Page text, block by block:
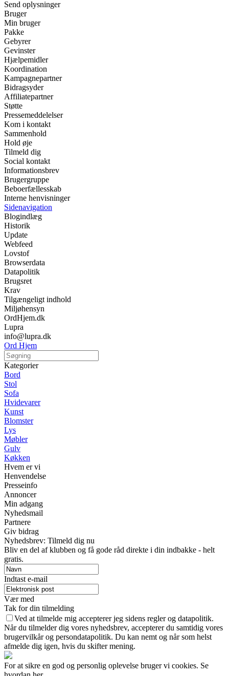
Send oplysninger
Bruger
Min bruger
Pakke
Gebyrer
Gevinster
Hjælpemidler
Koordination
Kampagnepartner
Bidragsyder
Affiliatepartner
Støtte
Pressemeddelelser
Kom i kontakt
Sammenhold
Hold øje
Tilmeld dig
Social kontakt
Informationsbrev
Brugergruppe
Beboerfællesskab
Interne henvisninger
Sidenavigation
Blogindlæg
Historik
Update
Webfeed
Lovstof
Browserdata
Datapolitik
Brugsret
Krav
Tilgængeligt indhold
Miljøhensyn
OrdHjem.dk
Lupra
info@lupra.dk
Ord Hjem
Kategorier
Bord
Stol
Sofa
Hvidevarer
Kunst
Blomster
Lys
Møbler
Gulv
Køkken
Hvem er vi
Henvendelse
Presseinfo
Annoncer
Min adgang
Nyhedsmail
Partnere
Giv bidrag
Nyhedsbrev: Tilmeld dig nu
Bliv en del af klubben og få gode råd direkte i din indbakke - helt
gratis.
Indtast e-mail
Vær med
Tak for din tilmelding
Ved at tilmelde mig accepterer jeg sidens regler og datapolitik.
Når du tilmelder dig vores nyhedsbrev, accepterer du samtidig vores
brugervilkår og persondatapolitik. Du kan nemt og når som helst
afmelde dig igen, hvis du skifter mening.
For at sikre en god og personlig oplevelse bruger vi cookies. Se